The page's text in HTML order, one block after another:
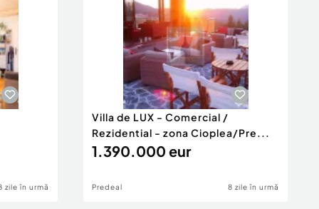
zile în urmă
Villa de LUX - Comercial /
Rezidential - zona Cioplea/Pre...
1.390.000 eur
Predeal 8 zile în urmă